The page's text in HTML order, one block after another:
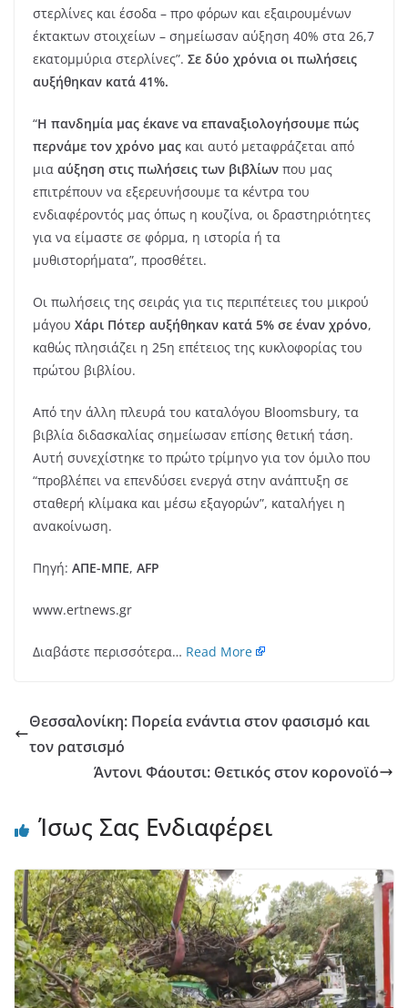
στερλίνες και έσοδα – προ φόρων και εξαιρουμένων
έκτακτων στοιχείων – σημείωσαν αύξηση 40% στα 26,7
εκατομμύρια στερλίνες”. Σε δύο χρόνια οι πωλήσεις
αυξήθηκαν κατά 41%.
“Η πανδημία μας έκανε να επαναξιολογήσουμε πώς
περνάμε τον χρόνο μας και αυτό μεταφράζεται από
μια αύξηση στις πωλήσεις των βιβλίων που μας
επιτρέπουν να εξερευνήσουμε τα κέντρα του
ενδιαφέροντός μας όπως η κουζίνα, οι δραστηριότητες
για να είμαστε σε φόρμα, η ιστορία ή τα
μυθιστορήματα”, προσθέτει.
Οι πωλήσεις της σειράς για τις περιπέτειες του μικρού
μάγου Χάρι Πότερ αυξήθηκαν κατά 5% σε έναν χρόνο,
καθώς πλησιάζει η 25η επέτειος της κυκλοφορίας του
πρώτου βιβλίου.
Από την άλλη πλευρά του καταλόγου Bloomsbury, τα
βιβλία διδασκαλίας σημείωσαν επίσης θετική τάση.
Αυτή συνεχίστηκε το πρώτο τρίμηνο για τον όμιλο που
“προβλέπει να επενδύσει ενεργά στην ανάπτυξη σε
σταθερή κλίμακα και μέσω εξαγορών”, καταλήγει η
ανακοίνωση.
Πηγή: ΑΠΕ-ΜΠΕ, AFP
www.ertnews.gr
Διαβάστε περισσότερα… Read More
Θεσσαλονίκη: Πορεία ενάντια στον φασισμό και
τον ρατσισμό
Άντονι Φάουτσι: Θετικός στον κορονοϊό
Ίσως Σας Ενδιαφέρει